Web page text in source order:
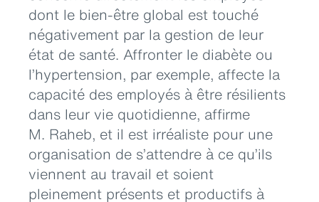
dont le bien-être global est touché
négativement par la gestion de leur
état de santé. Affronter le diabète ou
l’hypertension, par exemple, affecte la
capacité des employés à être résilients
dans leur vie quotidienne, affirme
M. Raheb, et il est irréaliste pour une
organisation de s’attendre à ce qu’ils
viennent au travail et soient
pleinement présents et productifs à